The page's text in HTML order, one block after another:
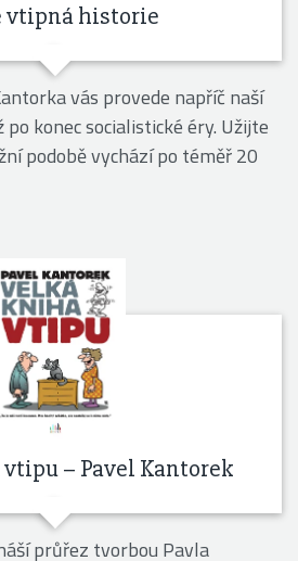
vtipná historie
vás provede napříč naší
konec socialistické éry. Užijte
podobě vychází po téměř 20
– Pavel Kantorek
průřez tvorbou Pavla